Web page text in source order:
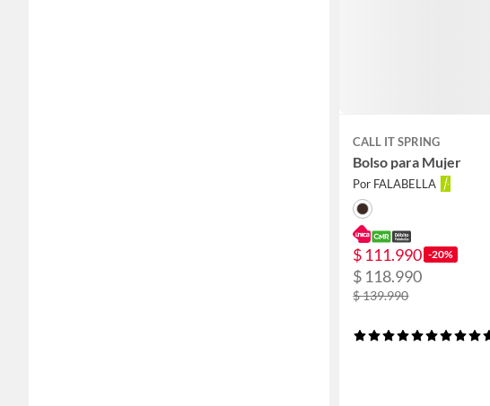
CALL IT SPRING
Bolso para Mujer
Por FALABELLA
$ 111.990 -20%
$ 118.990
$ 139.990